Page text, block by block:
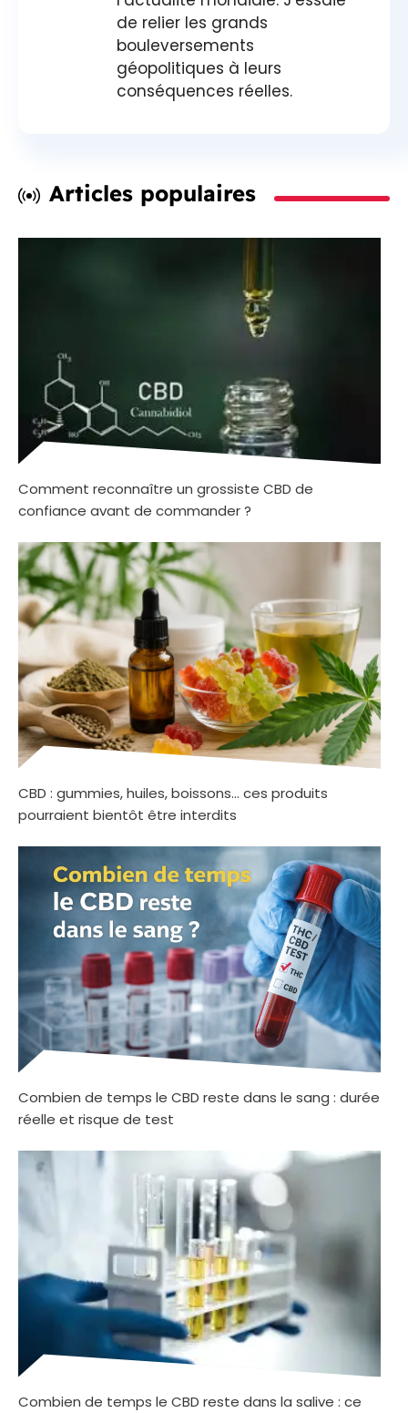
de relier les grands
bouleversements
géopolitiques à leurs
conséquences réelles.
Articles populaires
Comment reconnaître un grossiste CBD de
confiance avant de commander ?
CBD : gummies, huiles, boissons… ces produits
pourraient bientôt être interdits
Combien de temps le CBD reste dans le sang : durée
réelle et risque de test
Combien de temps le CBD reste dans la salive : ce